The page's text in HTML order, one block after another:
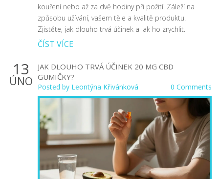
kouření nebo až za dvě hodiny při požití. Záleží na
způsobu užívání, vašem těle a kvalitě produktu.
Zjistěte, jak dlouho trvá účinek a jak ho zrychlit.
ČÍST VÍCE
13
ÚNO
JAK DLOUHO TRVÁ ÚČINEK 20 MG CBD
GUMIČKY?
Posted by Leontýna Křivánková 0 Comments